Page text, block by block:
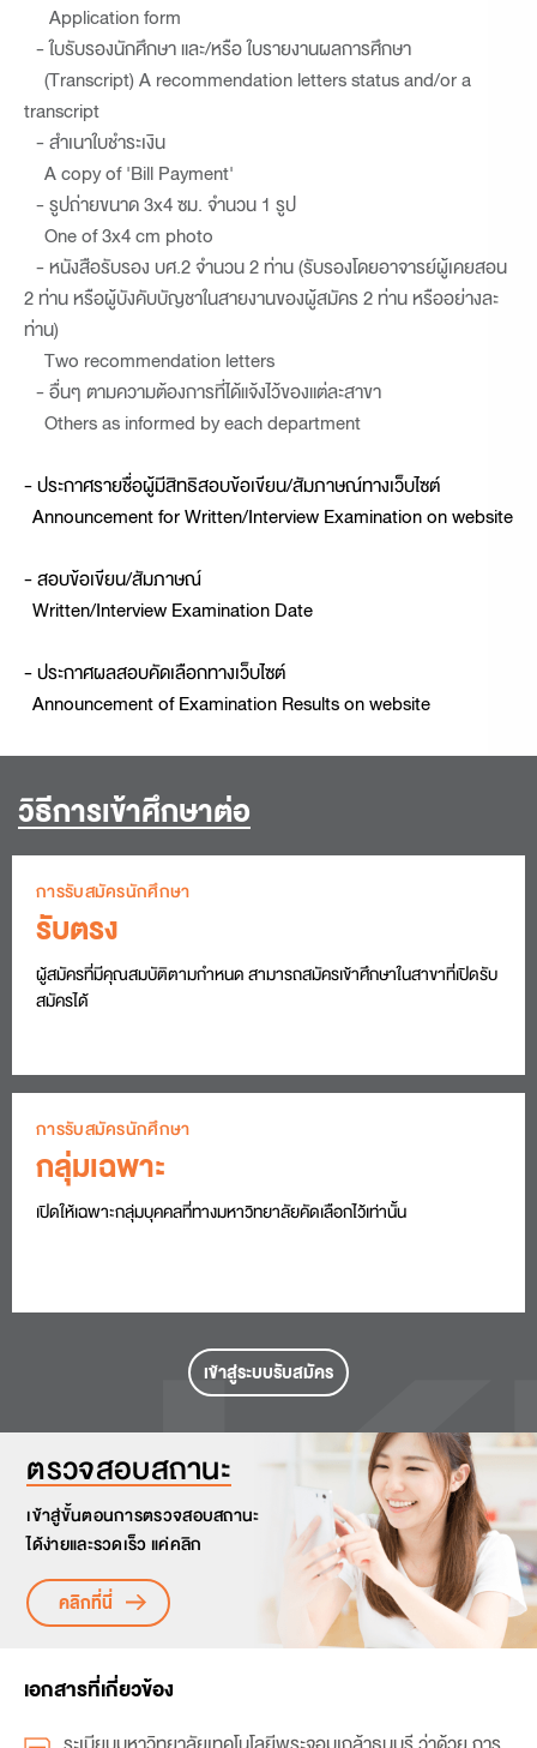
Application form
- ใบรับรองนักศึกษา และ/หรือ ใบรายงานผลการศึกษา
(Transcript) A recommendation letters status and/or a
transcript
- สำเนาใบชำระเงิน
A copy of 'Bill Payment'
- รูปถ่ายขนาด 3x4 ซม. จำนวน 1 รูป
One of 3x4 cm photo
- หนังสือรับรอง บศ.2 จำนวน 2 ท่าน (รับรองโดยอาจารย์ผู้เคยสอน
2 ท่าน หรือผู้บังคับบัญชาในสายงานของผู้สมัคร 2 ท่าน หรืออย่างละ
ท่าน)
Two recommendation letters
- อื่นๆ ตามความต้องการที่ได้แจ้งไว้ของแต่ละสาขา
Others as informed by each department
- ประกาศรายชื่อผู้มีสิทธิสอบข้อเขียน/สัมภาษณ์ทางเว็บไซต์
Announcement for Written/Interview Examination on website
- สอบข้อเขียน/สัมภาษณ์
Written/Interview Examination Date
- ประกาศผลสอบคัดเลือกทางเว็บไซต์
Announcement of Examination Results on website
วิธีการเข้าศึกษาต่อ
การรับสมัครนักศึกษา
รับตรง
ผู้สมัครที่มีคุณสมบัติตามกำหนด สามารถสมัครเข้าศึกษาในสาขาที่เปิดรับ
สมัครได้
การรับสมัครนักศึกษา
กลุ่มเฉพาะ
เปิดให้เฉพาะกลุ่มบุคคลที่ทางมหาวิทยาลัยคัดเลือกไว้เท่านั้น
เข้าสู่ระบบรับสมัคร
ตรวจสอบสถานะ
เข้าสู่ขั้นตอนการตรวจสอบสถานะ
ได้ง่ายและรวดเร็ว แค่คลิก
คลิกที่นี่
เอกสารที่เกี่ยวข้อง